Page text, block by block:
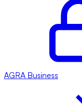
AGRA Business